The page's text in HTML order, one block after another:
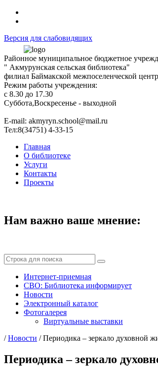
Версия для слабовидящих
Районное муниципальное бюджетное
" Акмурунская сельская библиотека"
филиал Баймакской межпоселенческой
Режим работы учреждения:
с 8.30 до 17.30
Суббота,Воскресенье - выходной
Е-mail: akmyryn.school@mail.ru
Тел:8(34751) 4-33-15
Главная
О библиотеке
Услуги
Контакты
Проекты
Нам важно ваше мнение:
Интернет-приемная
СВО: Библиотека информирует
Новости
Электронный каталог
Фотогалерея
Виртуальные выставки
/Новости /Периодика – зеркало духовной
Периодика – зеркало